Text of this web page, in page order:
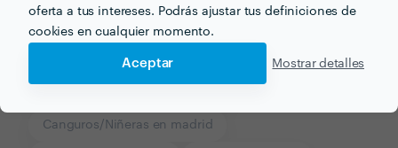
oferta a tus intereses. Podrás ajustar tus definiciones de
cookies en cualquier momento.
Aceptar Mostrar detalles
Animación de Fiestas en madrid
Animación de Bodas en madrid
Canguros/Niñeras en madrid